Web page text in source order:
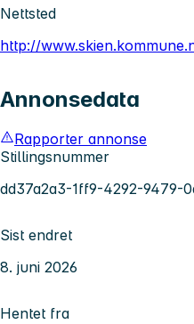
Nettsted
http://
Annonsedata
Rapporter annonse
Stillingsnummer
dd37a2a3-1ff9-4292-9479-
Sist endret
8. juni 2026
Hentet fra